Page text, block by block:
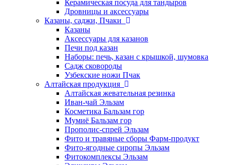
Керамическая посуда для тандыров
Дровницы и аксессуары
Казаны, саджи, Пчаки
Казаны
Аксессуары для казанов
Печи под казан
Наборы: печь, казан с крышкой, шумовка
Садж сковороды
Узбекские ножи Пчак
Алтайская продукция
Алтайская жевательная резинка
Иван-чай Эльзам
Косметика Бальзам гор
Мумиё Бальзам гор
Прополис-спрей Эльзам
Фито и травяные сборы Фарм-продукт
Фито-ягодные сиропы Эльзам
Фитокомплексы Эльзам